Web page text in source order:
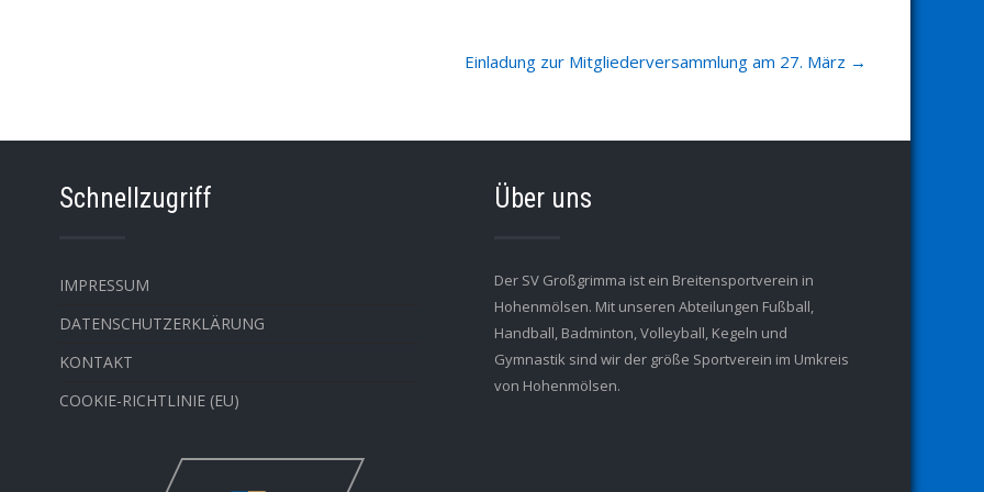
Einladung zur Mitgliederversammlung am 27. März →
Schnellzugriff
IMPRESSUM
DATENSCHUTZERKLÄRUNG
KONTAKT
COOKIE-RICHTLINIE (EU)
Über uns
Der SV Großgrimma ist ein Breitensportverein in
Hohenmölsen. Mit unseren Abteilungen Fußball,
Handball, Badminton, Volleyball, Kegeln und
Gymnastik sind wir der größe Sportverein im Umkreis
von Hohenmölsen.